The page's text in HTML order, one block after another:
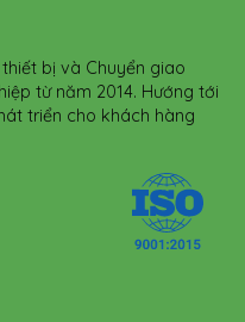
bị và Chuyển giao
từ năm 2014. Hướng tới
triển cho khách hàng